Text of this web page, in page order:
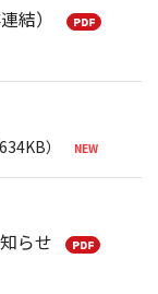
結）
634KB）
らせ